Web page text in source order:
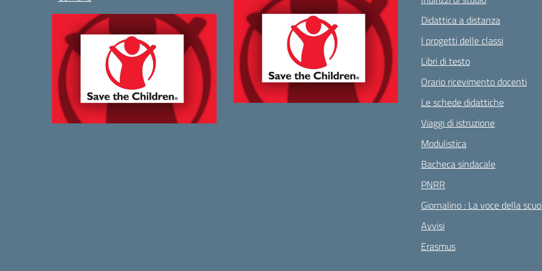
Didattica a distanza
I progetti delle classi
Libri di testo
Orario ricevimento docenti
Le schede didattiche
Viaggi di istruzione
Modulistica
Bacheca sindacale
PNRR
Giornalino : La voce della
Avvisi
Erasmus